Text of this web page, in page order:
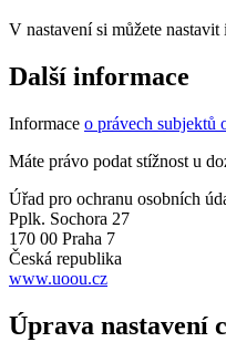
V nastavení si můžete
Další informace
Informace o právech subjektů
Máte právo podat stížnost u
Úřad pro ochranu osobních
Pplk. Sochora 27
170 00 Praha 7
Česká republika
www.uoou.cz
Úprava nastavení